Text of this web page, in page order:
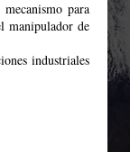
para
manipulador de
industriales